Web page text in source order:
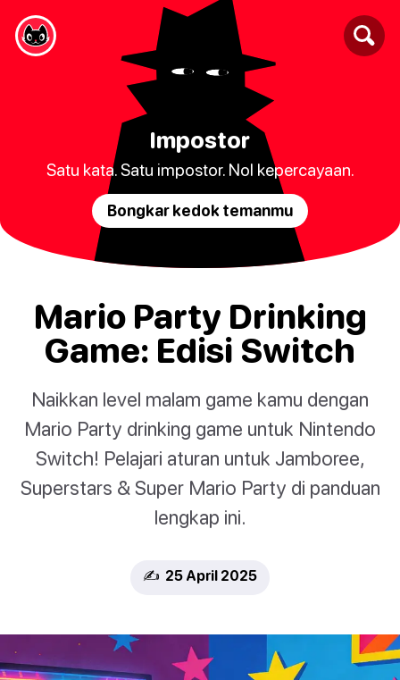
Impostor
Satu kata. Satu impostor. Nol kepercayaan.
Bongkar kedok temanmu
Mario Party Drinking
Game: Edisi Switch
Naikkan level malam game kamu dengan
Mario Party drinking game untuk Nintendo
Switch! Pelajari aturan untuk Jamboree,
Superstars & Super Mario Party di panduan
lengkap ini.
✍️ 25 April 2025